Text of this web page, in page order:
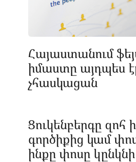
Հայաստանում
իմաստը այդպես
չհասկացան
Ցուկենբերգը զոհ
գործիքից կամ
ինքը փոսը կընկնի